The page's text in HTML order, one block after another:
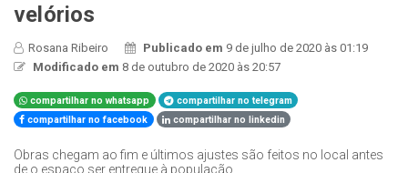
velórios
Rosana Ribeiro Publicado em 9 de julho de 2020 às 01:19
Modificado em 8 de outubro de 2020 às 20:57
compartilhar no whatsapp
compartilhar no telegram
compartilhar no facebook
compartilhar no linkedin
Obras chegam ao fim e últimos ajustes são feitos no local antes
de o espaço ser entregue à população